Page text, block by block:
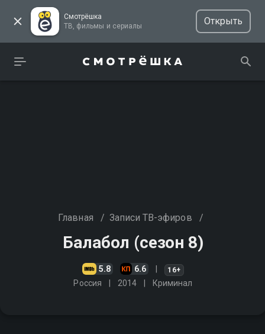
Смотрёшка
ТВ, фильмы и сериалы
Открыть
Главная / Записи ТВ-эфиров /
Балабол (сезон 8)
5.8 6.6 16+
Россия 2014 Криминал